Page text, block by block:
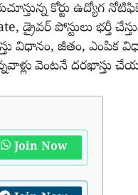
కోర్టు
డ్రైవర్ పోస్టులు భర్తీ
విధానం, జీతం, ఎంపిక
వెంటనే దరఖాస్తు
Join Now